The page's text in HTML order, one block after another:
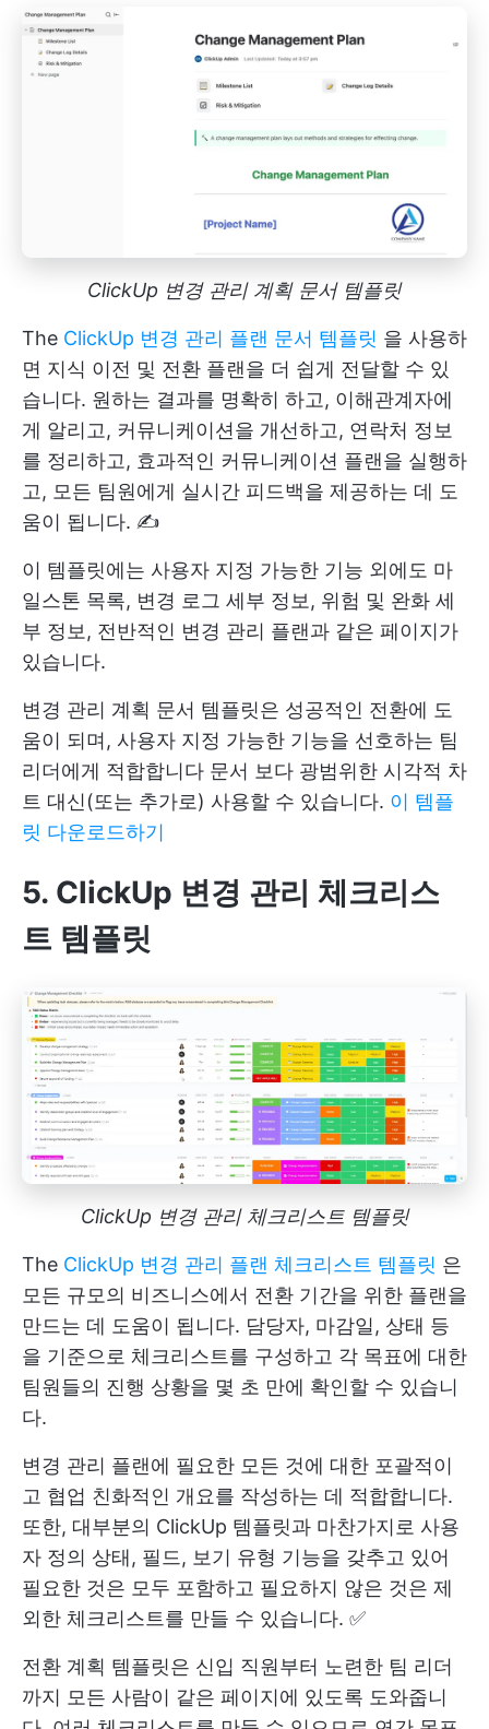
ClickUp 변경 관리 계획 문서 템플릿
The ClickUp 변경 관리 플랜 문서 템플릿 을 사용하
면 지식 이전 및 전환 플랜을 더 쉽게 전달할 수 있
습니다. 원하는 결과를 명확히 하고, 이해관계자에
게 알리고, 커뮤니케이션을 개선하고, 연락처 정보
를 정리하고, 효과적인 커뮤니케이션 플랜을 실행하
고, 모든 팀원에게 실시간 피드백을 제공하는 데 도
움이 됩니다. ✍️
이 템플릿에는 사용자 지정 가능한 기능 외에도 마
일스톤 목록, 변경 로그 세부 정보, 위험 및 완화 세
부 정보, 전반적인 변경 관리 플랜과 같은 페이지가
있습니다.
변경 관리 계획 문서 템플릿은 성공적인 전환에 도
움이 되며, 사용자 지정 가능한 기능을 선호하는 팀
리더에게 적합합니다 문서 보다 광범위한 시각적 차
트 대신(또는 추가로) 사용할 수 있습니다. 이 템플
릿 다운로드하기
5. ClickUp 변경 관리 체크리스
트 템플릿
ClickUp 변경 관리 체크리스트 템플릿
The ClickUp 변경 관리 플랜 체크리스트 템플릿 은
모든 규모의 비즈니스에서 전환 기간을 위한 플랜을
만드는 데 도움이 됩니다. 담당자, 마감일, 상태 등
을 기준으로 체크리스트를 구성하고 각 목표에 대한
팀원들의 진행 상황을 몇 초 만에 확인할 수 있습니
다.
변경 관리 플랜에 필요한 모든 것에 대한 포괄적이
고 협업 친화적인 개요를 작성하는 데 적합합니다.
또한, 대부분의 ClickUp 템플릿과 마찬가지로 사용
자 정의 상태, 필드, 보기 유형 기능을 갖추고 있어
필요한 것은 모두 포함하고 필요하지 않은 것은 제
외한 체크리스트를 만들 수 있습니다. ✅
전환 계획 템플릿은 신입 직원부터 노련한 팀 리더
까지 모든 사람이 같은 페이지에 있도록 도와줍니